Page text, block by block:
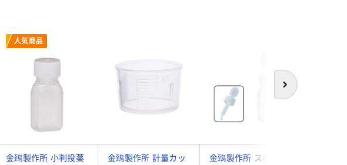
次へ
人気商品
金鵄製作所 小判投薬
金鵄製作所 計量カッ
金鵄製作所 スポイト